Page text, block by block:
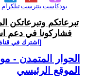
تيلكرامبنترست بودكاست
تبرعاتكم وتبرعاتكن
فشاركونا في دعم
[اشترك في
الحوار المتمدن -
الموقع الرئيسي